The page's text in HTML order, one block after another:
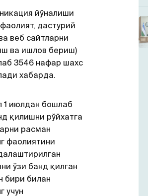
йўналиши
дастурий
веб сайтларни
ва ишлов бериш)
3546 нафар шахс
хабарда.
1 июлдан бошлаб
қилишни рўйхатга
расман
фаолиятини
ўзи банд қилган
бири билан
учун